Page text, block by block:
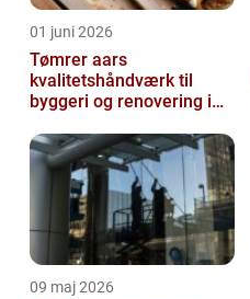
01 juni 2026
Tømrer aars
kvalitetshåndværk til
byggeri og renovering i
09 maj 2026